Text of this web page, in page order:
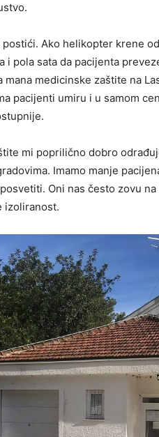
Ako helikopter krene
i pola sata da pacijenta
medicinske zaštite na
pacijenti umiru i u samom
mi poprilično dobro
Imamo manje
Oni nas često zovu
izoliranost.